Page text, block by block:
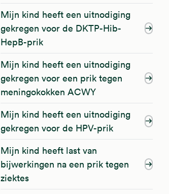
Mijn kind heeft een uitnodiging
gekregen voor de DKTP-Hib-
HepB-prik
Mijn kind heeft een uitnodiging
gekregen voor een prik tegen
meningokokken ACWY
Mijn kind heeft een uitnodiging
gekregen voor de HPV-prik
Mijn kind heeft last van
bijwerkingen na een prik tegen
ziektes